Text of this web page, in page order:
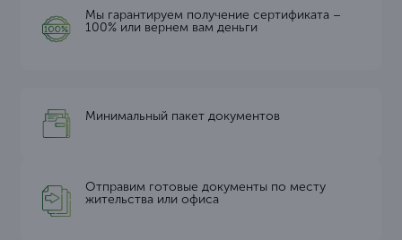
Мы гарантируем получение сертификата –
100% или вернем вам деньги
Минимальный пакет документов
Отправим готовые документы по месту
жительства или офиса